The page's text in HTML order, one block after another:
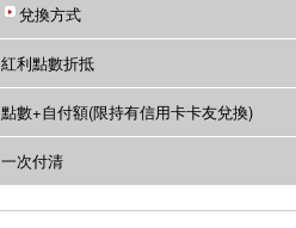
兌換方式
紅利點數折抵
點數+自付額(限持有信用卡卡友兌換)
一次付清